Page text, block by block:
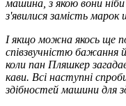
машина, з якою вони
з'явилися замість
І якщо можна якось ще
співзвучністю бажання
коли пан Пляшкер
кави. Всі наступні
здібностей машини для